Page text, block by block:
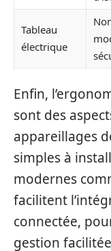
Tableau
électrique
Enfin,
sont des
appareillages
simples à
modernes
facilitent
connectée,
gestion